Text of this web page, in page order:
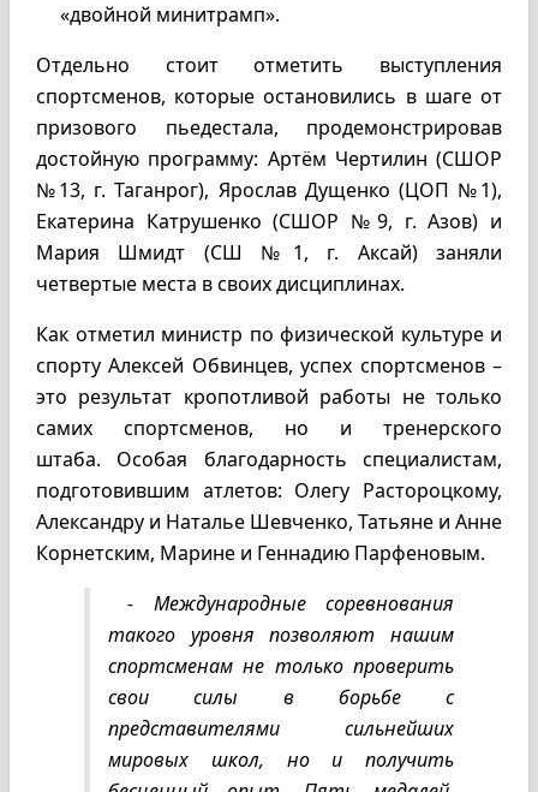
«двойной минитрамп».
Отдельно стоит отметить выступления
спортсменов, которые остановились в шаге от
призового пьедестала, продемонстрировав
достойную программу: Артём Чертилин (СШОР
№13, г. Таганрог), Ярослав Дущенко (ЦОП №1),
Екатерина Катрушенко (СШОР №9, г. Азов) и
Мария Шмидт (СШ №1, г. Аксай) заняли
четвертые места в своих дисциплинах.
Как отметил министр по физической культуре и
спорту Алексей Обвинцев, успех спортсменов –
это результат кропотливой работы не только
самих спортсменов, но и тренерского
штаба. Особая благодарность специалистам,
подготовившим атлетов: Олегу Растороцкому,
Александру и Наталье Шевченко, Татьяне и Анне
Корнетским, Марине и Геннадию Парфеновым.
- Международные соревнования
такого уровня позволяют нашим
спортсменам не только проверить
свои силы в борьбе с
представителями сильнейших
мировых школ, но и получить